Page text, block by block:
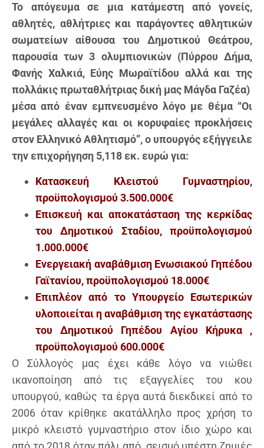
Το απόγευμα σε μια κατάμεστη από γονείς,
αθλητές, αθλήτριες και παράγοντες αθλητικών
σωματείων αίθουσα του Δημοτικού Θεάτρου,
παρουσία των 3 ολυμπιονικών (Πύρρου Δήμα,
Φανής Χαλκιά, Εύης Μωραϊτίδου αλλά και της
πολλάκις πρωταθλήτριας δική μας Μάγδα Γαζέα)
μέσα από έναν εμπνευσμένο λόγο με θέμα “Οι
μεγάλες αλλαγές και οι κορυφαίες προκλήσεις
στον Ελληνικό Αθλητισμό”, ο υπουργός εξήγγειλε
την επιχορήγηση 5,118 εκ. ευρώ για:
Κατασκευή Κλειστού Γυμναστηρίου,
προϋπολογισμού 3.500.000€
Επισκευή και αποκατάσταση της κερκίδας
του Δημοτικού Σταδίου, προϋπολογισμού
1.000.000€
Ενεργειακή αναβάθμιση Ενωσιακού Γηπέδου
Γαϊτανίου, προϋπολογισμού 18.000€
Επιπλέον από το Υπουργείο Εσωτερικών
υλοποιείται η αναβάθμιση της εγκατάστασης
του Δημοτικού Γηπέδου Αγίου Κήρυκα ,
προϋπολογισμού 600.000€
Ο Σύλλογός μας έχει κάθε λόγο να νιώθει
ικανοποίηση από τις εξαγγελίες του κου
υπουργού, καθώς τα έργα αυτά διεκδικεί από το
2006 όταν κρίθηκε ακατάλληλο προς χρήση το
μικρό κλειστό γυμναστήριο στον ίδιο χώρο και